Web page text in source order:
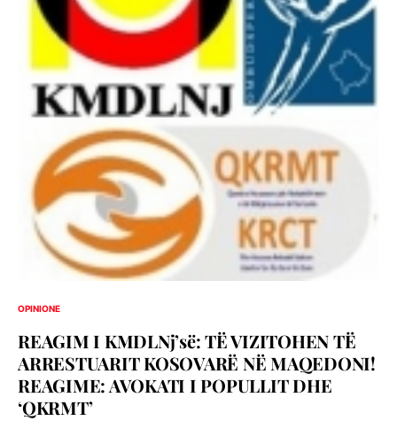
OPINIONE
REAGIM I KMDLNj’së: TË VIZITOHEN TË
ARRESTUARIT KOSOVARË NË MAQEDONI!
REAGIME: AVOKATI I POPULLIT DHE
‘QKRMT’